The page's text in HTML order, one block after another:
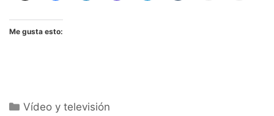
Me gusta esto:
Categorías
Vídeo y televisión